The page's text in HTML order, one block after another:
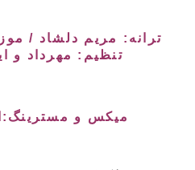
ترانه: مریم دلشاد /
تنظیم: مهرداد و
میکس و